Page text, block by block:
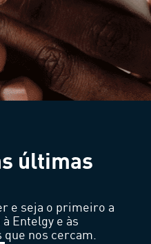
últimas
e seja o primeiro a
Entelgy e às
que nos cercam.